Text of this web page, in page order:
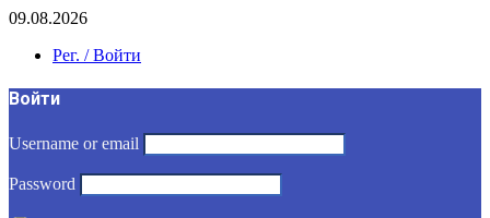
09.08.2026
Рег. / Войти
Войти
Username or email
Password